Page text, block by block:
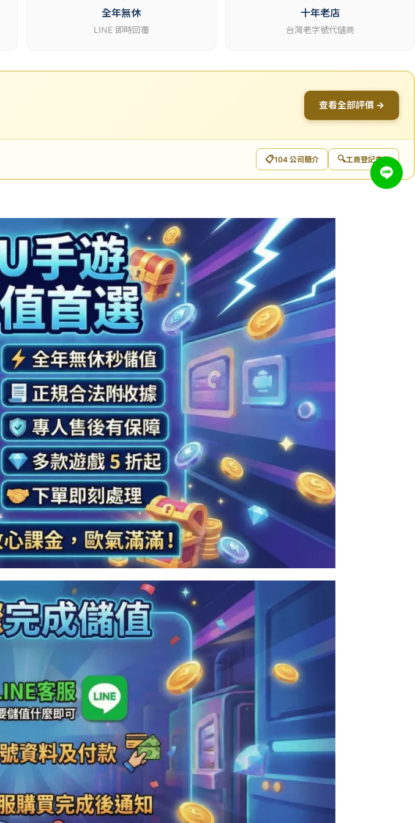
全年無休
LINE 即時回覆
十年老店
台灣老字號代儲商
查看全部評價 →
📋104 公司簡介 🔍工商登記查詢